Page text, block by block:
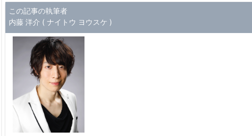
この記事の執筆者
内藤 洋介 ( ナイトウ ヨウスケ )